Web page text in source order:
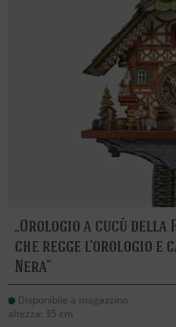
Orologio a cucù della
che regge l'orologio e
Nera
Disponibile a magazzino
altezza: 35 cm